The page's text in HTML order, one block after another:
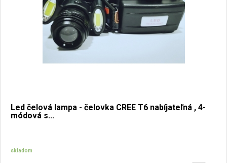
Led čelová lampa - čelovka CREE T6 nabíjateľná , 4-
módová s...
skladom